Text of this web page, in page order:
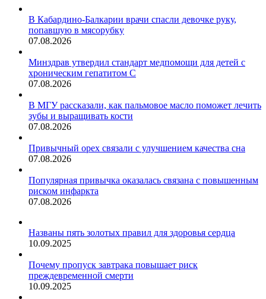
В Кабардино-Балкарии врачи спасли девочке руку,
попавшую в мясорубку
07.08.2026
Минздрав утвердил стандарт медпомощи для детей с
хроническим гепатитом С
07.08.2026
В МГУ рассказали, как пальмовое масло поможет лечить
зубы и выращивать кости
07.08.2026
Привычный орех связали с улучшением качества сна
07.08.2026
Популярная привычка оказалась связана с повышенным
риском инфаркта
07.08.2026
Названы пять золотых правил для здоровья сердца
10.09.2025
Почему пропуск завтрака повышает риск
преждевременной смерти
10.09.2025